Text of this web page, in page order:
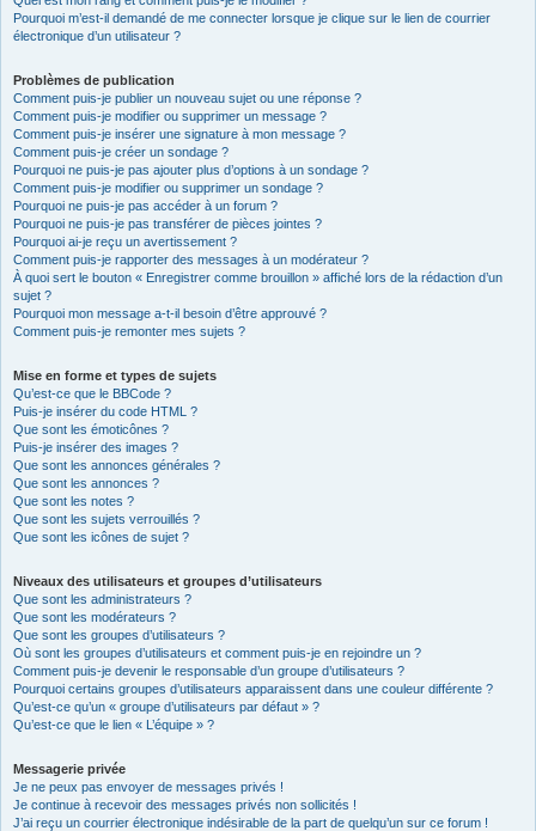
Pourquoi m’est-il demandé de me connecter lorsque je clique sur le lien de courrier
électronique d’un utilisateur ?
Problèmes de publication
Comment puis-je publier un nouveau sujet ou une réponse ?
Comment puis-je modifier ou supprimer un message ?
Comment puis-je insérer une signature à mon message ?
Comment puis-je créer un sondage ?
Pourquoi ne puis-je pas ajouter plus d’options à un sondage ?
Comment puis-je modifier ou supprimer un sondage ?
Pourquoi ne puis-je pas accéder à un forum ?
Pourquoi ne puis-je pas transférer de pièces jointes ?
Pourquoi ai-je reçu un avertissement ?
Comment puis-je rapporter des messages à un modérateur ?
À quoi sert le bouton « Enregistrer comme brouillon » affiché lors de la rédaction d’un
sujet ?
Pourquoi mon message a-t-il besoin d’être approuvé ?
Comment puis-je remonter mes sujets ?
Mise en forme et types de sujets
Qu’est-ce que le BBCode ?
Puis-je insérer du code HTML ?
Que sont les émoticônes ?
Puis-je insérer des images ?
Que sont les annonces générales ?
Que sont les annonces ?
Que sont les notes ?
Que sont les sujets verrouillés ?
Que sont les icônes de sujet ?
Niveaux des utilisateurs et groupes d’utilisateurs
Que sont les administrateurs ?
Que sont les modérateurs ?
Que sont les groupes d’utilisateurs ?
Où sont les groupes d’utilisateurs et comment puis-je en rejoindre un ?
Comment puis-je devenir le responsable d’un groupe d’utilisateurs ?
Pourquoi certains groupes d’utilisateurs apparaissent dans une couleur différente ?
Qu’est-ce qu’un « groupe d’utilisateurs par défaut » ?
Qu’est-ce que le lien « L’équipe » ?
Messagerie privée
Je ne peux pas envoyer de messages privés !
Je continue à recevoir des messages privés non sollicités !
J’ai reçu un courrier électronique indésirable de la part de quelqu’un sur ce forum !